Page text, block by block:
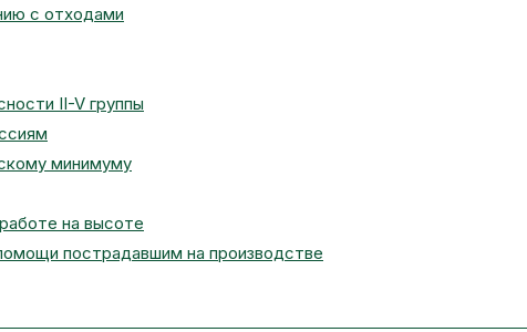
с отходами
II-V группы
минимуму
на высоте
пострадавшим на производстве